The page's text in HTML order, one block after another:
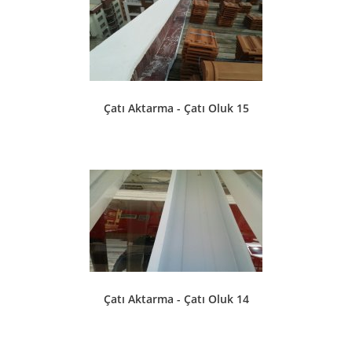
Çatı Aktarma - Çatı Oluk 15
Çatı Aktarma - Çatı Oluk 14